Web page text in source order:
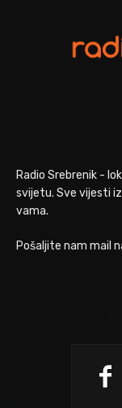
Radio Srebrenik -
svijetu. Sve vijesti
vama.
Pošaljite nam mail